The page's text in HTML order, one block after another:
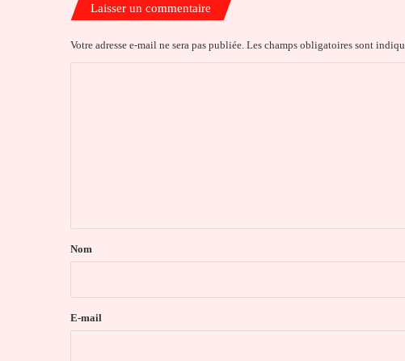
Laisser un commentaire
Votre adresse e-mail ne sera pas publiée. Les champs obligatoires sont
a
e
Nom
E-mail